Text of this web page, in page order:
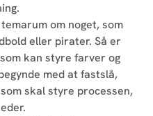
om noget, som
eller pirater. Så er
kan styre farver og
med at fastslå,
skal styre processen,